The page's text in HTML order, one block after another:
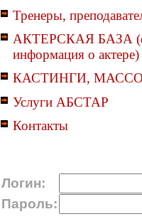
Тренеры,
АКТЕРСКАЯ БАЗА
информация о актере)
КАСТИНГИ,
Услуги АБСТАР
Контакты
Логин:
Пароль: